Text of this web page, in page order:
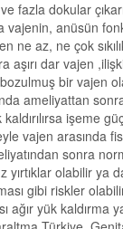
fazla dokular
vajenin, anüsün
ne az, ne çok
aşırı dar vajen
bir vajen
ameliyattan
işeme
vajen arasında
sonra
olabilir ya
gibi riskler
ağır yük kaldırma